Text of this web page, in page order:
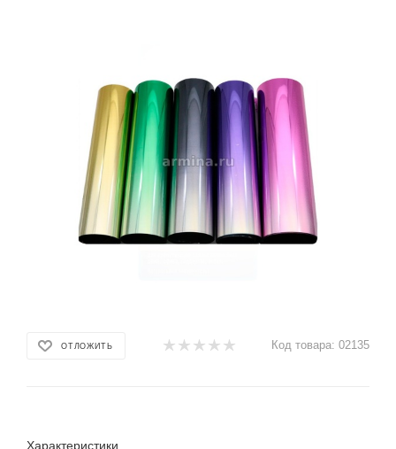
ОТЛОЖИТЬ Код товара: 02135
Характеристики